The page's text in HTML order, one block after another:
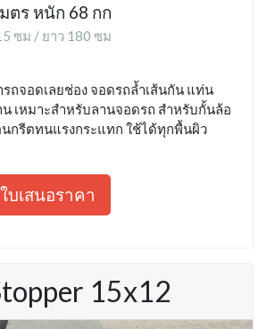
ตร หนัก 68 กก
ซม / ยาว 180 ซม
ถจอดเลยช่อง จอดรถล้ำเส้นกัน แท่น
เหมาะสำหรับลานจอดรถ สำหรับกั้นล้อ
กรีตทนแรงกระแทก ใช้ได้ทุกพื้นผิว
บเสนอราคา
15x12